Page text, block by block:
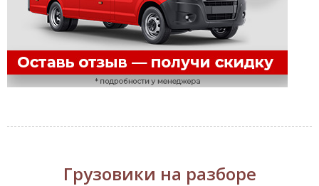
Грузовики на разборе